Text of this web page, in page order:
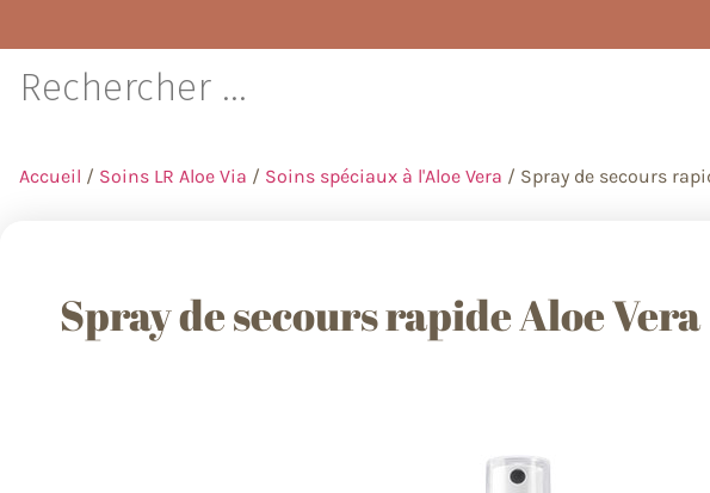
Accueil / Soins LR Aloe Via / Soins spéciaux à l'Aloe Vera / Spray de secours
Spray de secours rapide Aloe Vera